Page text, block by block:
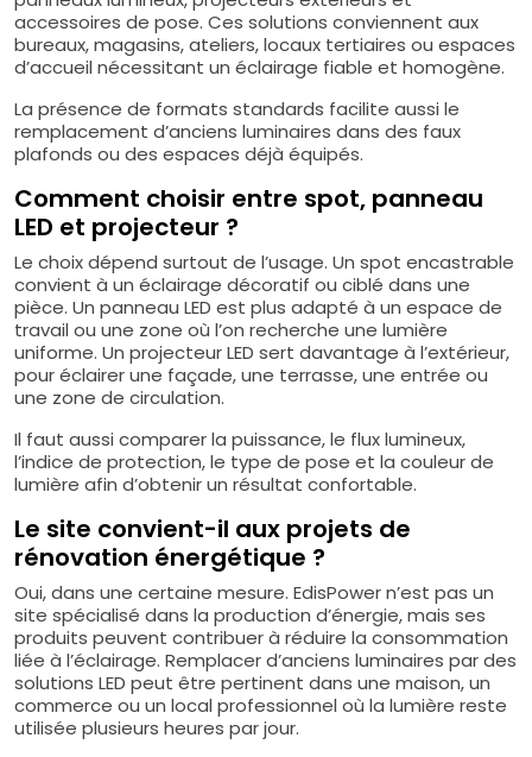
accessoires de pose. Ces solutions conviennent aux
bureaux, magasins, ateliers, locaux tertiaires ou espaces
d’accueil nécessitant un éclairage fiable et homogène.
La présence de formats standards facilite aussi le
remplacement d’anciens luminaires dans des faux
plafonds ou des espaces déjà équipés.
Comment choisir entre spot, panneau
LED et projecteur ?
Le choix dépend surtout de l’usage. Un spot encastrable
convient à un éclairage décoratif ou ciblé dans une
pièce. Un panneau LED est plus adapté à un espace de
travail ou une zone où l’on recherche une lumière
uniforme. Un projecteur LED sert davantage à l’extérieur,
pour éclairer une façade, une terrasse, une entrée ou
une zone de circulation.
Il faut aussi comparer la puissance, le flux lumineux,
l’indice de protection, le type de pose et la couleur de
lumière afin d’obtenir un résultat confortable.
Le site convient-il aux projets de
rénovation énergétique ?
Oui, dans une certaine mesure. EdisPower n’est pas un
site spécialisé dans la production d’énergie, mais ses
produits peuvent contribuer à réduire la consommation
liée à l’éclairage. Remplacer d’anciens luminaires par des
solutions LED peut être pertinent dans une maison, un
commerce ou un local professionnel où la lumière reste
utilisée plusieurs heures par jour.